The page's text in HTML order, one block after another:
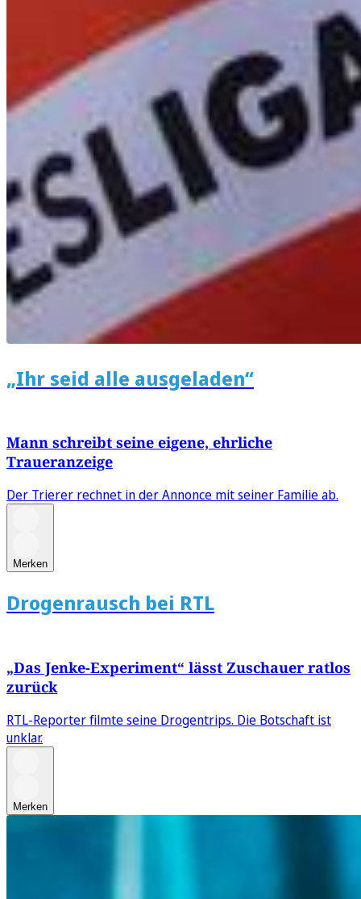
„Ihr seid alle ausgeladen“
Mann schreibt seine eigene, ehrliche
Traueranzeige
Der Trierer rechnet in der Annonce mit seiner Familie ab.
Merken
Drogenrausch bei RTL
„Das Jenke-Experiment“ lässt Zuschauer ratlos
zurück
RTL-Reporter filmte seine Drogentrips. Die Botschaft ist
unklar.
Merken